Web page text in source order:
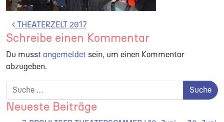
Beitrags-Navigation
THEATERZELT 2017
Schreibe einen Kommentar
Du musst angemeldet sein, um einen Kommentar
abzugeben.
Suche nach:
Neueste Beiträge